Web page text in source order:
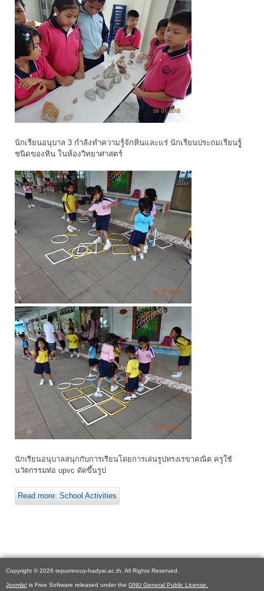
นักเรียนอนุบาล 3 กำลังทำความรู้จักหินและแร่ นักเรียนประถมเรียนรูู้
ชนิดของหิน ในห้องวิทยาศาสตร์
นักเรียนอนุบาลสนุกกับการเรียนโดยการเล่นรูปทรงเรขาคณิต ครูใช้
นวัตกรรมท่อ upvc ดัดขึ้นรูป
Read more: School Activities
Copyright © 2026 tepumnouy-hadyai.ac.th. All Rights Reserved.
Joomla! is Free Software released under the GNU General Public License.